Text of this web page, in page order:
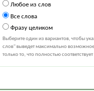
Любое из слов
Все слова
Фразу целиком
Выберите один из вариантов, чтобы
слов" выведет максимально возможное
только то, что полностью